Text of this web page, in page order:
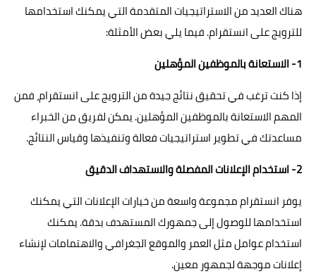
هناك العديد من الاستراتيجيات المتقدمة التي يمكنك استخدامها
للترويج على انستقرام. فيما يلي بعض الأمثلة:
1- الاستعانة بالموظفين المؤهلين
إذا كنت ترغب في تحقيق نتائج جيدة من الترويج على انستقرام، فمن
المهم الاستعانة بالموظفين المؤهلين. يمكن لفريق من الخبراء
مساعدتك في تطوير استراتيجيات فعالة وتنفيذها وقياس النتائج.
2- استخدام الإعلانات المفصلة والاستهداف الدقيق
يوفر انستقرام مجموعة واسعة من خيارات الإعلانات التي يمكنك
استخدامها للوصول إلى جمهورك المستهدف بدقة. يمكنك
استخدام عوامل مثل العمر والموقع الجغرافي والاهتمامات لإنشاء
إعلانات موجهة لجمهور معين.